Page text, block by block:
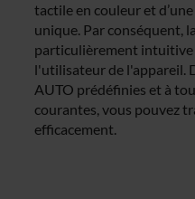
tactile en couleur et
unique. Par conséquent,
particulièrement
l'utilisateur de l'appareil.
AUTO prédéfinies et à
courantes, vous pouvez
efficacement.